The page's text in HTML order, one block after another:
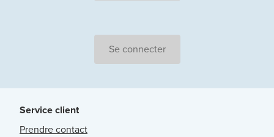
Se connecter
Service client
Prendre contact